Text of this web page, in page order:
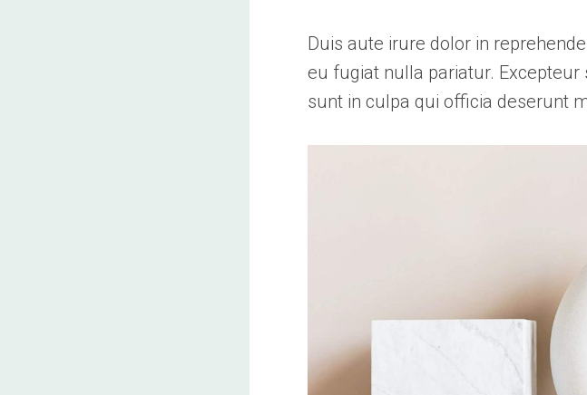
Duis aute irure dolor in
eu fugiat nulla pariatur.
sunt in culpa qui officia deserunt